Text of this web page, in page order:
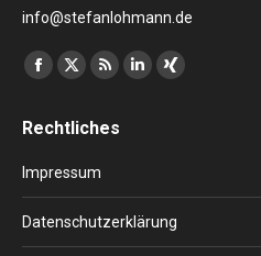
info@stefanlohmann.de
Finden Sie uns auf:
Facebook
opens
new
window
X
opens
new
window
RSS
opens
new
window
Linkedin
new
window
XING
new
window
Rechtliches
Impressum
Datenschutzerklärung